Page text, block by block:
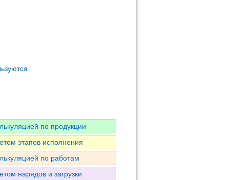
по продукции
этапов исполнения
по работам
нарядов и загрузки